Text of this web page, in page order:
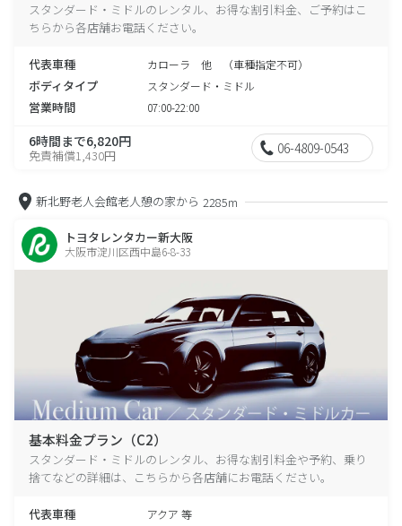
スタンダード・ミドルのレンタル、お得な割引料金、ご予約はこ
ちらから各店舗お電話ください。
代表車種 カローラ 他 （車種指定不可）
ボディタイプ スタンダード・ミドル
営業時間 07:00-22:00
6時間まで6,820円
免責補償1,430円 06-4809-0543
新北野老人会館老人憩の家から 2285m
トヨタレンタカー新大阪
大阪市淀川区西中島6-8-33
基本料金プラン（C2）
スタンダード・ミドルのレンタル、お得な割引料金や予約、乗り
捨てなどの詳細は、こちらから各店舗にお電話ください。
代表車種 アクア 等